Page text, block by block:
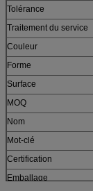
Tolérance
Traitement du service
Couleur
Forme
Surface
MOQ
Nom
Mot-clé
Certification
Emballage